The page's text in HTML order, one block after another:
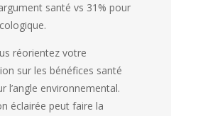
santé vs 31% pour
réorientez votre
sur les bénéfices santé
l’angle environnemental.
éclairée peut faire la